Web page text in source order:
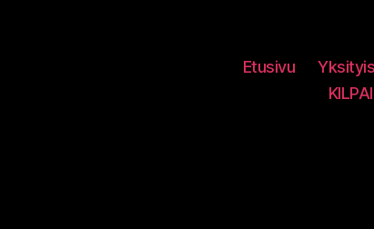
Etusivu